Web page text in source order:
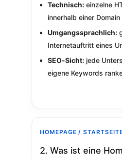
Technisch:einzelne
innerhalb einer Domain
Umgangssprachlich:
Internetauftritt eines
SEO‑Sicht:jede
eigene Keywords
HOMEPAGE /
2. Was ist eine